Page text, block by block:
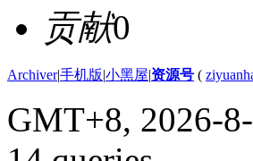
贡献0
Archiver|手机版|小黑屋|资源号 (
GMT+8, 2026-